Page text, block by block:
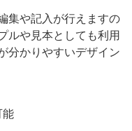
集や記入が行えますの
ルや見本としても利用
分かりやすいデザイン
能